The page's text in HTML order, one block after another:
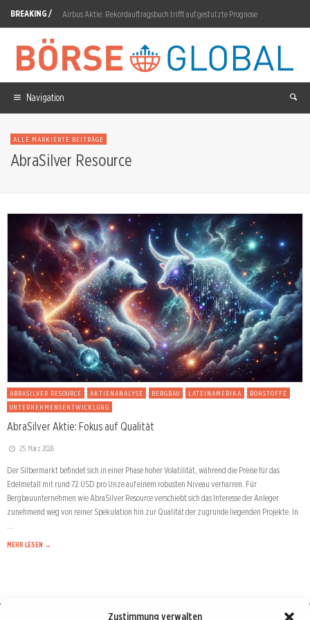
Zustimmung verwalten
BREAKING / Airbus Aktie: Rekordauftragsbuch trifft auf gestutzte Prognose
Replimune Aktie: 120,93-Prozent-Rally nach 10:3-Votum
Microsoft Aktie: Takeshi Numoto verkauft 2,39 Millionen Dollar
DroneShield Aktie: 23,2-Millionen-AUD-Auftrag gesichert
Tesla Aktie: 55 Milliarden für Terafab-Halbleiter
Novo Nordisk Aktie: CagriSema hinter Tirzepatid
Navigation
ALLE MARKIERTE BEITRÄGE
AbraSilver Resource
ABRASILVER RESOURCE AKTIENANALYSE BERGBAU LATEINAMERIKA
ROHSTOFFE
UNTERNEHMENSENTWICKLUNG
AbraSilver Aktie: Fokus auf Qualität
25. März 2026
Der Silbermarkt befindet sich in einer Phase hoher Volatilität, während die Preise für das
Edelmetall mit rund 72 USD pro Unze auf einem robusten Niveau verharren. Für
Bergbauunternehmen wie AbraSilver Resource verschiebt sich das Interesse der Anleger
zunehmend weg von reiner Spekulation hin zur Qualität der zugrunde liegenden Projekte. In
…
MEHR LESEN →